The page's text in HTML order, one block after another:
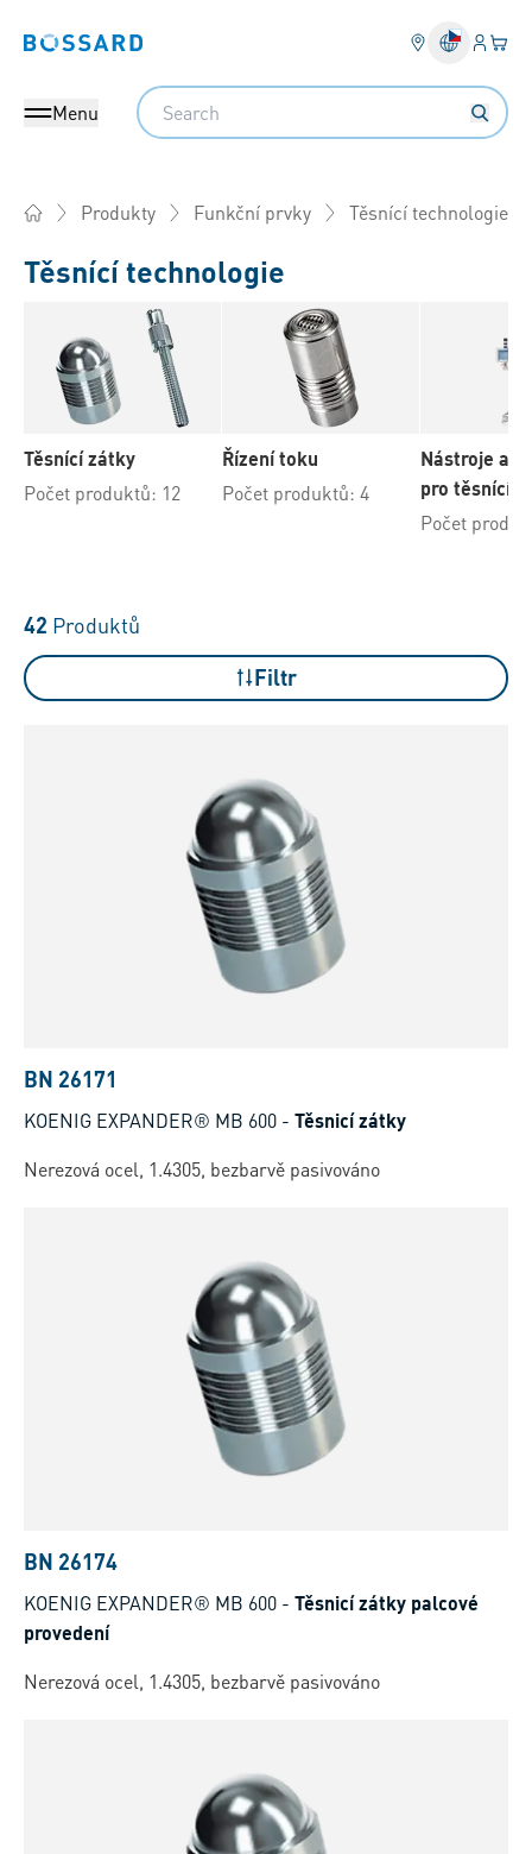
Bossard homepage Váš
Menu
Search
Produkty Funkční prvky Těsnící technologie
Těsnící technologie
Těsnící zátky
Počet produktů: 12
Řízení toku
Počet produktů: 4
Nástroje a
pro těsnící
Počet
42 Produktů
Filtr
BN 26171
KOENIG EXPANDER® MB 600 - Těsnicí zátky
Nerezová ocel, 1.4305, bezbarvě pasivováno
BN 26174
KOENIG EXPANDER® MB 600 - Těsnicí zátky palcové
provedení
Nerezová ocel, 1.4305, bezbarvě pasivováno